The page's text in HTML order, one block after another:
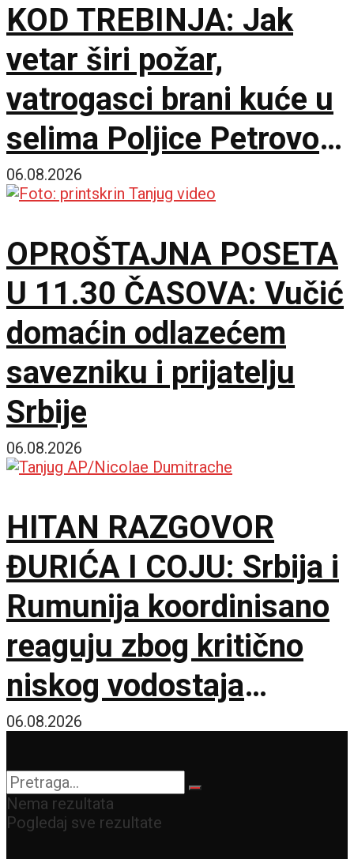
KOD TREBINJA: Jak
vetar širi požar,
vatrogasci brani kuće u
selima Poljice Petrovo i
Marići
06.08.2026
OPROŠTAJNA POSETA
U 11.30 ČASOVA: Vučić
domaćin odlazećem
savezniku i prijatelju
Srbije
06.08.2026
HITAN RAZGOVOR
ĐURIĆA I COJU: Srbija i
Rumunija koordinisano
reaguju zbog kritično
niskog vodostaja
Dunava
06.08.2026
Nema rezultata
Pogledaj sve rezultate